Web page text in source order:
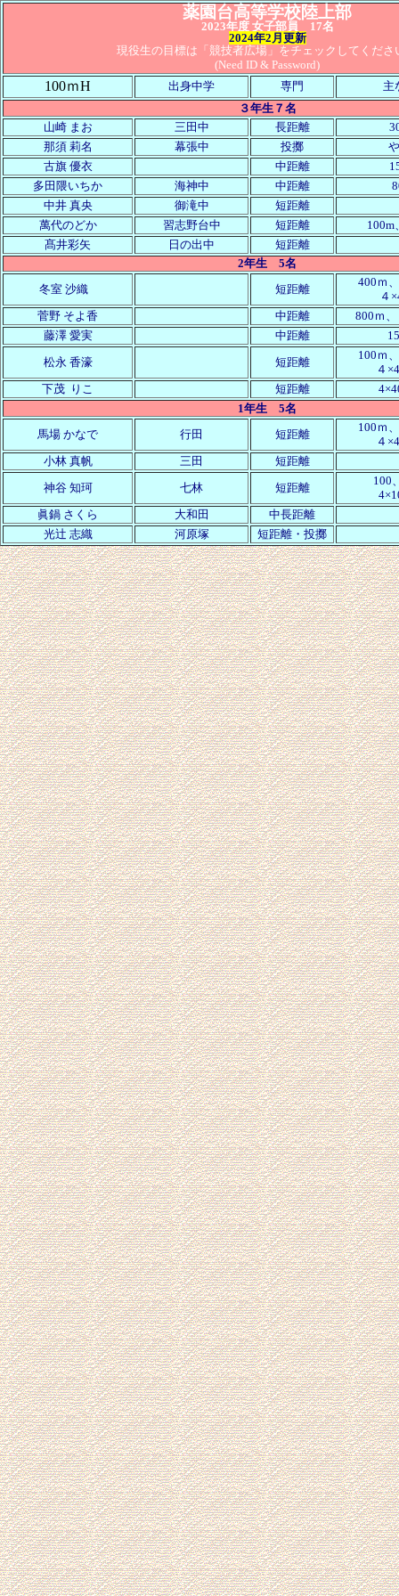
薬園台高等学校陸上部
2023年度 女子部員 17名
2024年2月更新
現役生の目標は「競技者広場」をチェックしてくださ
(Need ID & Password)
100ｍH 出身中学 専門
主
３年生７名
山崎 まお
三田中 長距離
那須 莉名
幕張中 投擲
古旗 優衣
中距離
多田隈いちか
海神中 中距離
中井 真央
御滝中
短距離
萬代のどか
習志野台中 短距離
100m
髙井彩矢
日の出中
短距離
2年生 5名
冬室 沙織
短距離
400ｍ
４
菅野 そよ香
中距離
800ｍ
藤澤 愛実 中距離
松永 香濠
短距離
100ｍ
４
下茂 りこ
短距離
1年生 5名
馬場 かなで
行田 短距離
100ｍ
４
小林 真帆
三田
短距離
神谷 知珂
七林 短距離
100
眞鍋 さくら
大和田
中長距離
光辻 志織
河原塚 短距離・投擲